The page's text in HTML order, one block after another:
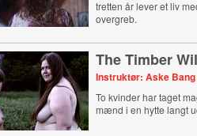
tretten år lever et liv
overgreb.
The Timber
Instruktør: Aske Bang
To kvinder har taget
mænd i en hytte langt